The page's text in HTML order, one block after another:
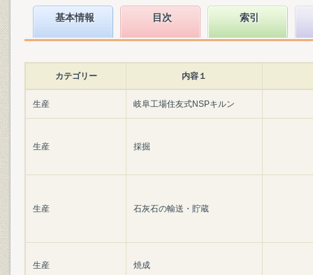
基本情報 目次 索引
カテゴリー 内容１
生産 岐阜工場住友式NSPキルン
生産 採掘
生産 石灰石の輸送・貯蔵
生産 焼成